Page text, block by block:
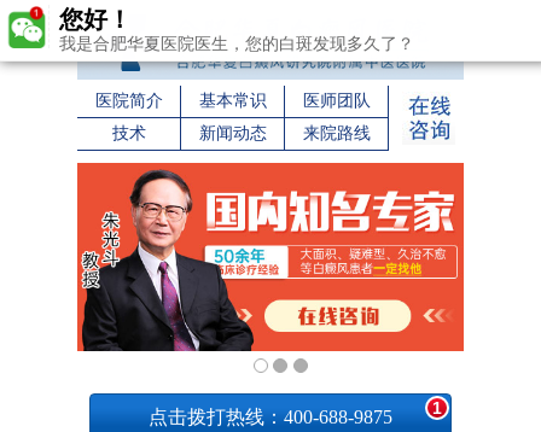
医院简介 基本常识
医师团队
技术
新闻动态 来院路线
点击拨打热线：400-688-9875 1
您好！
我是合肥华夏医院医生，您的白斑发现多久了？